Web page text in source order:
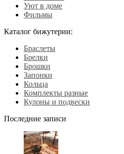
Уют в доме
Фильмы
Каталог бижутерии:
Браслеты
Брелки
Брошки
Запонки
Кольца
Комплекты разные
Кулоны и подвески
Последние записи